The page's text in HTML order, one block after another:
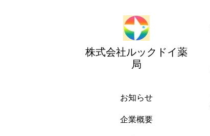
株式会社ルックドイ薬
局
お知らせ
企業概要